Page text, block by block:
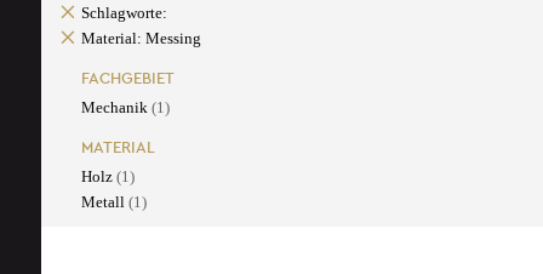
Schlagworte:
Material: Messing
FACHGEBIET
Mechanik (1)
MATERIAL
Holz (1)
Metall (1)